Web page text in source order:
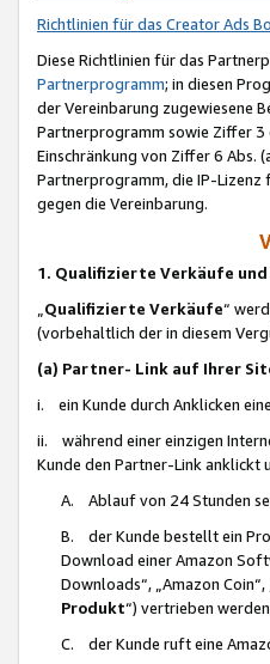
Richtlinien für das Creator Ads
Diese Richtlinien für das
Partnerprogramm; in diesen
der Vereinbarung zugewiesene
Partnerprogramm sowie Ziffer 3
Einschränkung von Ziffer 6 Abs.
Partnerprogramm, die IP-
gegen die Vereinbarung.
1. Qualifizierte Verkäufe
Qualifizierte Verkäufe“
(vorbehaltlich der in diesem
(a) Partner- Link auf Ihrer
i. ein Kunde durch Anklicken
ii. während einer einzigen
Kunde den Partner-Link anklickt
A. Ablauf von 24 Stunden
B. der Kunde bestellt ein
Download einer Amazon
Downloads“, „Amazon
Produkt“) vertrieben
C. der Kunde ruft eine